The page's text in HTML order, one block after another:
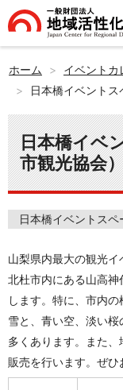
ホーム イベントカ
日本橋イベントス
日本橋イベ
市観光協会
日本橋イベントスペ
山梨県内最大の観光
北杜市内にある山高
します。特に、市内
雪と、青い空、淡い
多くあります。また
販売を行います。ぜひ